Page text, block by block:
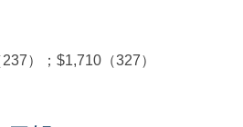
）；$1,710（327）